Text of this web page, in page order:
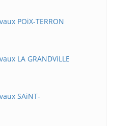
POiX-TERRON
LA GRANDViLLE
SAiNT-